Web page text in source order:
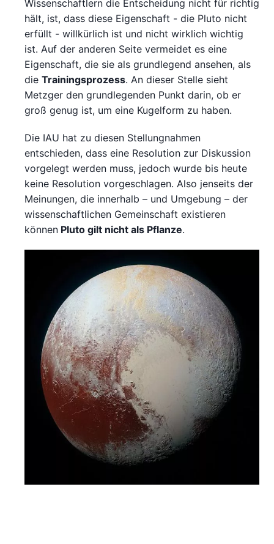
Wissenschaftlern die Entscheidung nicht für richtig
hält, ist, dass diese Eigenschaft - die Pluto nicht
erfüllt - willkürlich ist und nicht wirklich wichtig
ist. Auf der anderen Seite vermeidet es eine
Eigenschaft, die sie als grundlegend ansehen, als
die Trainingsprozess. An dieser Stelle sieht
Metzger den grundlegenden Punkt darin, ob er
groß genug ist, um eine Kugelform zu haben.
Die IAU hat zu diesen Stellungnahmen
entschieden, dass eine Resolution zur Diskussion
vorgelegt werden muss, jedoch wurde bis heute
keine Resolution vorgeschlagen. Also jenseits der
Meinungen, die innerhalb – und Umgebung – der
wissenschaftlichen Gemeinschaft existieren
können Pluto gilt nicht als Pflanze.